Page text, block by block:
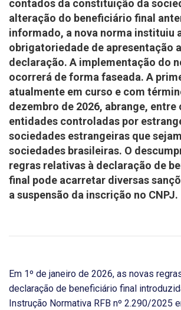
contados da constituição da
alteração do beneficiário final
informado, a nova norma instituiu
obrigatoriedade de apresentação
declaração. A implementação do
ocorrerá de forma faseada. A
atualmente em curso e com
dezembro de 2026, abrange, entre
entidades controladas por
sociedades estrangeiras que
sociedades brasileiras. O
regras relativas à declaração de
final pode acarretar diversas
a suspensão da inscrição no CNPJ.
Em 1º de janeiro de 2026, as novas
declaração de beneficiário final
Instrução Normativa RFB nº 2.290/2025